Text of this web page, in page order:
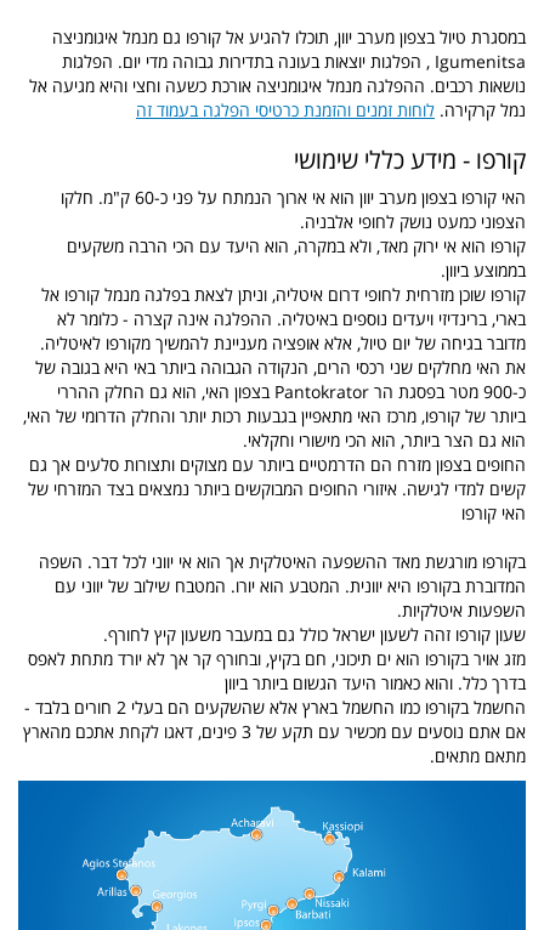
במסגרת טיול בצפון מערב יוון, תוכלו להגיע אל קורפו גם מנמל איגומניצה
Igumenitsa , הפלגות יוצאות בעונה בתדירות גבוהה מדי יום. הפלגות
נושאות רכבים. ההפלגה מנמל איגומניצה אורכת כשעה וחצי והיא מגיעה אל
נמל קרקירה. לוחות זמנים והזמנת כרטיסי הפלגה בעמוד זה
קורפו - מידע כללי שימושי
האי קורפו בצפון מערב יוון הוא אי ארוך הנמתח על פני כ-60 ק"מ. חלקו
הצפוני כמעט נושק לחופי אלבניה.
קורפו הוא אי ירוק מאד, ולא במקרה, הוא היעד עם הכי הרבה משקעים
בממוצע ביוון.
קורפו שוכן מזרחית לחופי דרום איטליה, וניתן לצאת בפלגה מנמל קורפו אל
בארי, ברינדיזי ויעדים נוספים באיטליה. ההפלגה אינה קצרה - כלומר לא
מדובר בגיחה של יום טיול, אלא אופציה מעניינת להמשיך מקורפו לאיטליה.
את האי מחלקים שני רכסי הרים, הנקודה הגבוהה ביותר באי היא בגובה של
כ-900 מטר בפסגת הר
Pantokrator בצפון האי, הוא גם החלק ההררי
ביותר של קורפו, מרכז האי מתאפיין בגבעות רכות יותר והחלק הדרומי של האי,
הוא גם הצר ביותר, הוא הכי מישורי וחקלאי.
החופים בצפון מזרח הם הדרמטיים ביותר עם מצוקים ותצורות סלעים אך גם
קשים למדי לגישה. איזורי החופים המבוקשים ביותר נמצאים בצד המזרחי של
האי קורפו
בקורפו מורגשת מאד ההשפעה האיטלקית אך הוא אי יווני לכל דבר. השפה
המדוברת בקורפו היא יוונית. המטבע הוא יורו. המטבח שילוב של יווני עם
השפעות איטלקיות.
שעון קורפו זהה לשעון ישראל כולל גם במעבר משעון קיץ לחורף.
מזג אויר בקורפו הוא ים תיכוני, חם בקיץ, ובחורף קר אך לא יורד מתחת לאפס
בדרך כלל. והוא כאמור היעד הגשום ביותר ביוון
החשמל בקורפו כמו החשמל בארץ אלא שהשקעים הם בעלי 2 חורים בלבד -
אם אתם נוסעים עם מכשיר עם תקע של 3 פינים, דאגו לקחת אתכם מהארץ
מתאם מתאים.